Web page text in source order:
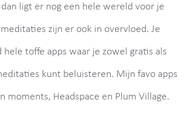
ligt er nog een hele wereld voor je
zijn er ook in overvloed. Je
toffe apps waar je zowel gratis als
kunt beluisteren. Mijn favo apps
moments, Headspace en Plum Village.